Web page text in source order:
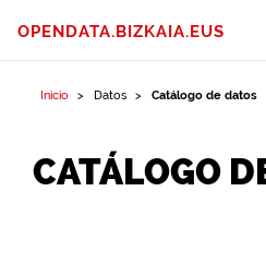
OPENDATA.BIZKAIA.EUS
Inicio Datos Catálogo de datos
CATÁLOGO